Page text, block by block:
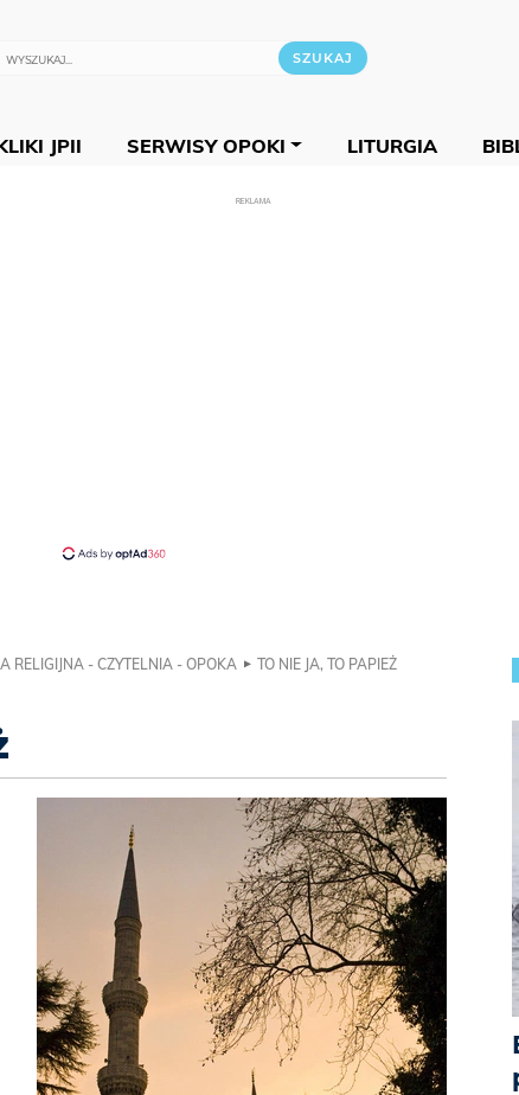
JPII SERWISY OPOKI LITURGIA
REKLAMA
RELIGIJNA - CZYTELNIA - OPOKA TO NIE JA, TO PAPIEŻ